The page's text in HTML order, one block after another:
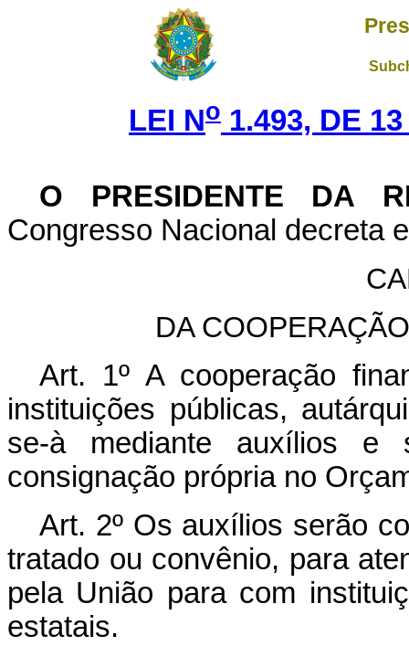
LEI No 1.493, DE
O PRESIDENTE DA
Congresso Nacional decreta
DA
Art. 1º A cooperação
instituições públicas,
se-à mediante auxílios e
consignação própria no
Art. 2º Os auxílios serão
tratado ou convênio, para
pela União para com
estatais.